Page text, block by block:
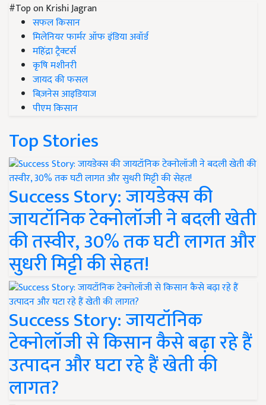
#Top on Krishi Jagran
सफल किसान
मिलेनियर फार्मर ऑफ इंडिया अवॉर्ड
महिंद्रा ट्रैक्टर्स
कृषि मशीनरी
जायद की फसल
बिज़नेस आइडियाज
पीएम किसान
Top Stories
Success Story: जायडेक्स की
जायटॉनिक टेक्नोलॉजी ने बदली खेती
की तस्वीर, 30% तक घटी लागत और
सुधरी मिट्टी की सेहत!
Success Story: जायटॉनिक
टेक्नोलॉजी से किसान कैसे बढ़ा रहे हैं
उत्पादन और घटा रहे हैं खेती की
लागत?